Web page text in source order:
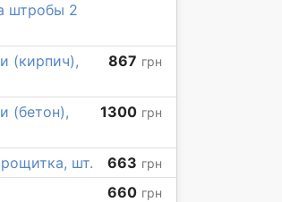
штробы 2
(кирпич),
867 грн
(бетон),
1300 грн
шт. 663 грн
660 грн